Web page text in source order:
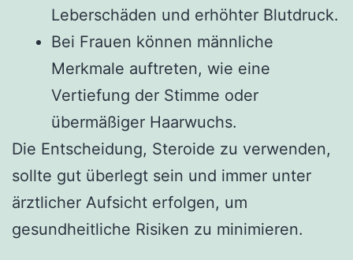
Leberschäden und erhöhter Blutdruck.
Bei Frauen können männliche
Merkmale auftreten, wie eine
Vertiefung der Stimme oder
übermäßiger Haarwuchs.
Die Entscheidung, Steroide zu verwenden,
sollte gut überlegt sein und immer unter
ärztlicher Aufsicht erfolgen, um
gesundheitliche Risiken zu minimieren.